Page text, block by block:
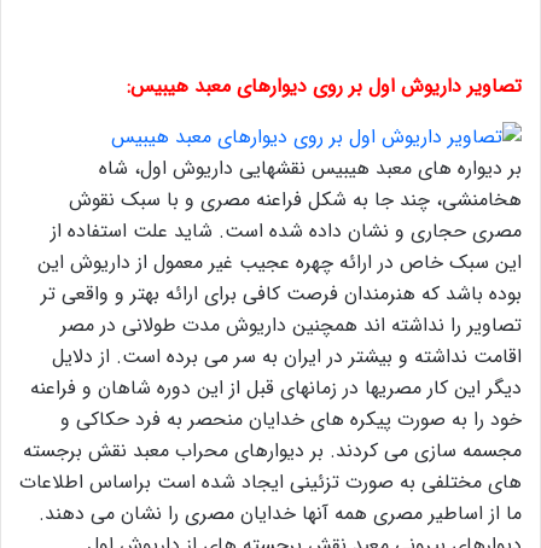
تصاویر داریوش اول بر روی دیوارهای معبد هیبیس:
بر دیواره های معبد هیبیس نقشهایی داریوش اول، شاه
هخامنشی، چند جا به شکل فراعنه مصری و با سبک نقوش
مصری حجاری و نشان داده شده است. شاید علت استفاده از
این سبک خاص در ارائه چهره عجیب غیر معمول از داریوش این
بوده باشد که هنرمندان فرصت کافی برای ارائه بهتر و واقعی تر
تصاویر را نداشته اند همچنین داریوش مدت طولانی در مصر
اقامت نداشته و بیشتر در ایران به سر می برده است. از دلایل
دیگر این کار مصریها در زمانهای قبل از این دوره شاهان و فراعنه
خود را به صورت پیکره های خدایان منحصر به فرد حکاکی و
مجسمه سازی می کردند. بر دیوارهای محراب معبد نقش برجسته
های مختلفی به صورت تزئینی ایجاد شده است براساس اطلاعات
ما از اساطیر مصری همه آنها خدایان مصری را نشان می دهند.